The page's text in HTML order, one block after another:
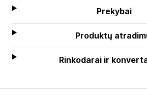
Prekybai
Produktų
Rinkodarai ir